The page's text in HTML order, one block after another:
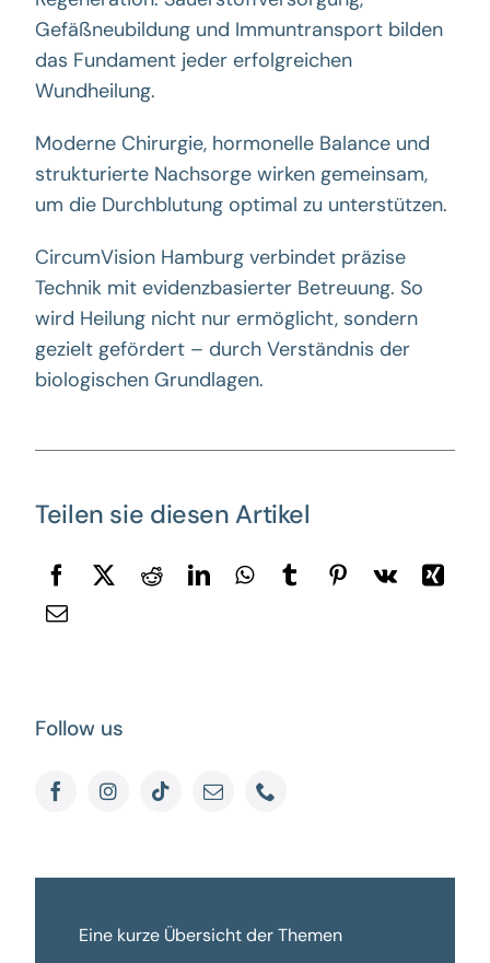
Gefäßneubildung und Immuntransport bilden
das Fundament jeder erfolgreichen
Wundheilung.
Moderne Chirurgie, hormonelle Balance und
strukturierte Nachsorge wirken gemeinsam,
um die Durchblutung optimal zu unterstützen.
CircumVision Hamburg verbindet präzise
Technik mit evidenzbasierter Betreuung. So
wird Heilung nicht nur ermöglicht, sondern
gezielt gefördert – durch Verständnis der
biologischen Grundlagen.
Teilen sie diesen Artikel
Follow us
Eine kurze Übersicht der Themen